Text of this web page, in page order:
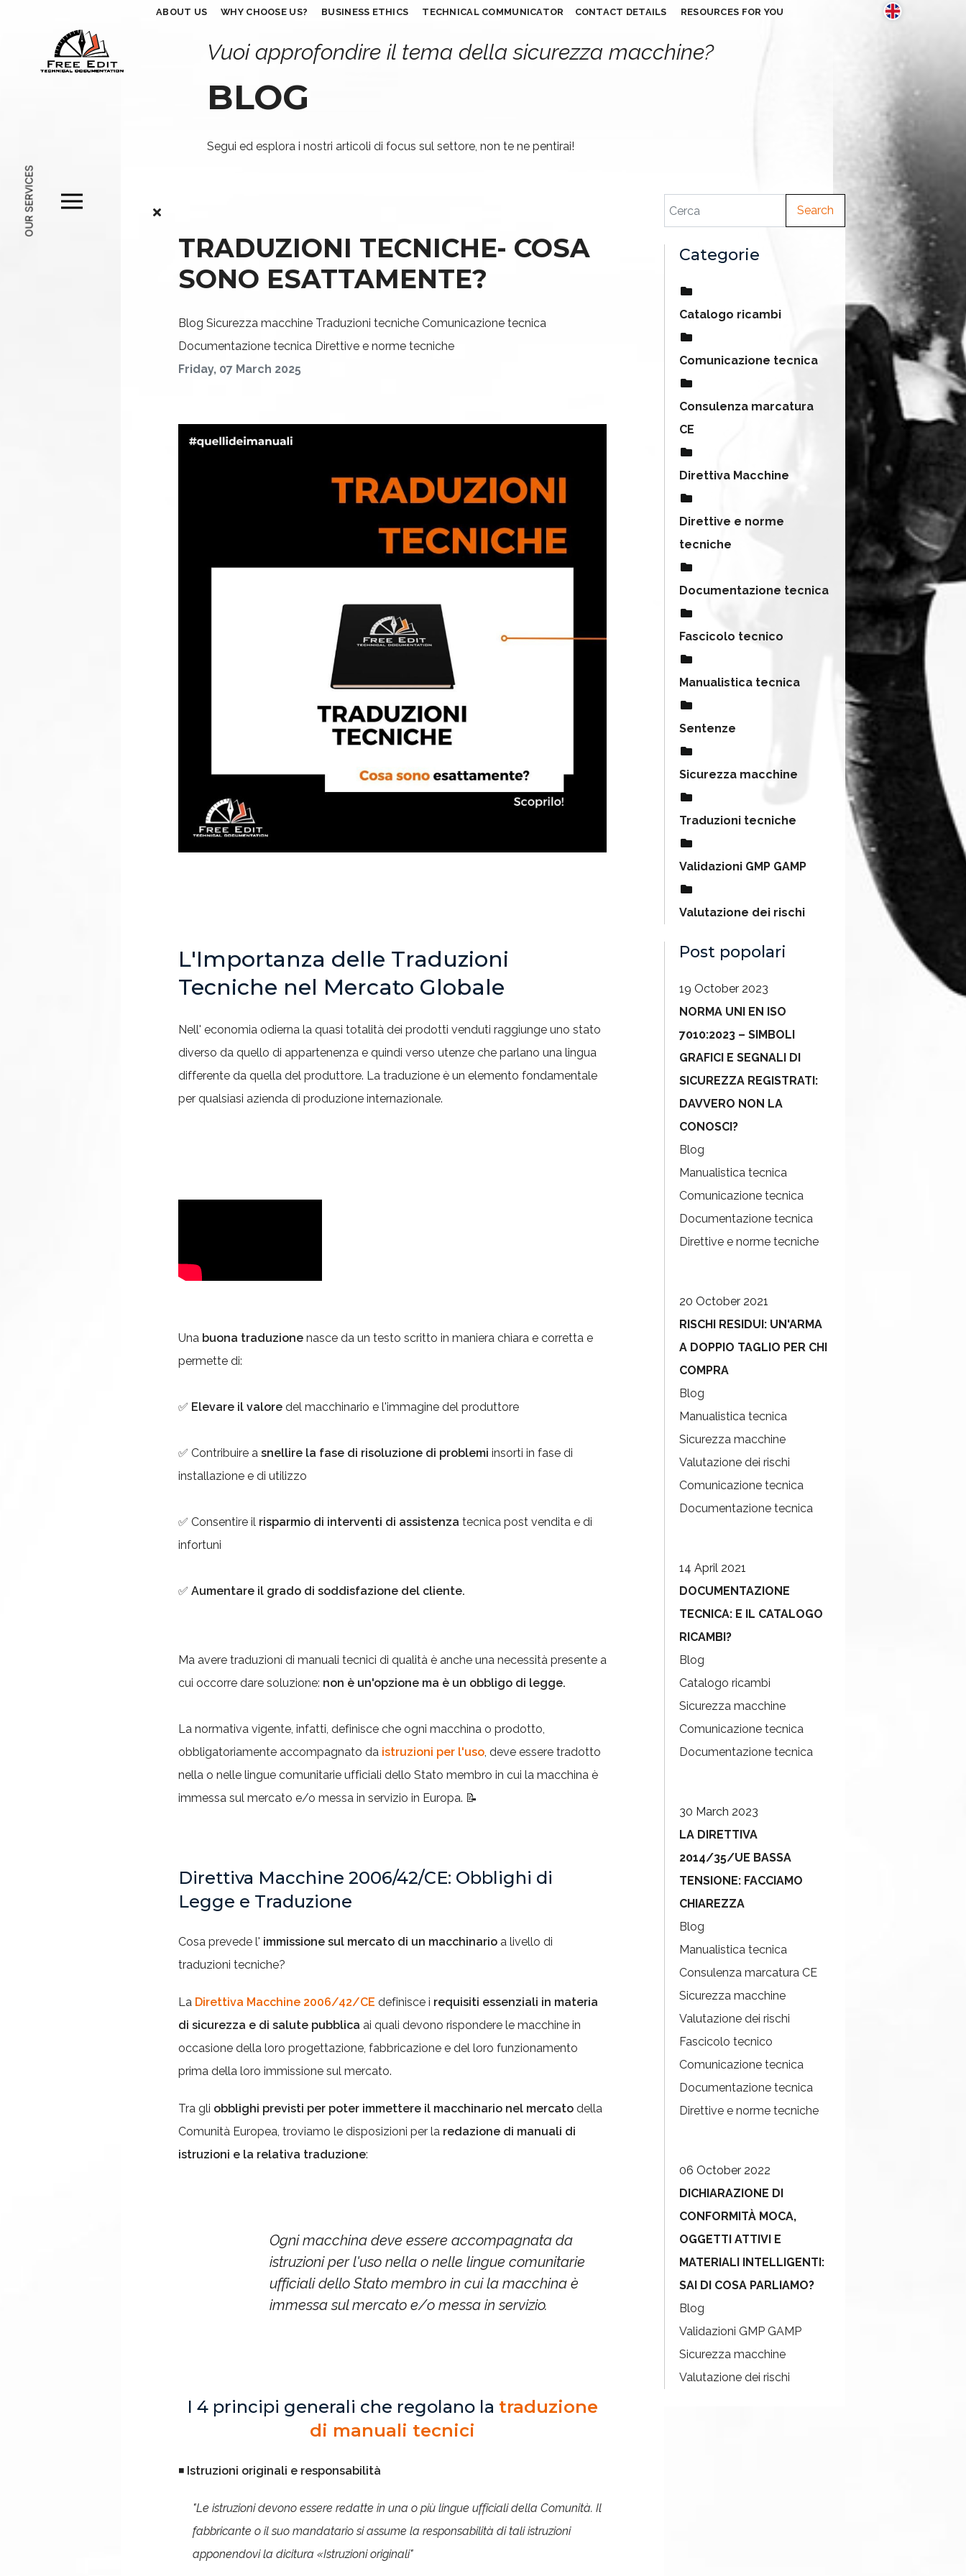
ABOUT US WHY CHOOSE US? BUSINESS ETHICS TECHNICAL COMMUNICATOR CONTACT DETAILS RESOURCES FOR YOU
OUR SERVICES
Vuoi approfondire il tema della sicurezza macchine?
BLOG
Segui ed esplora i nostri articoli di focus sul settore, non te ne pentirai!
TRADUZIONI TECNICHE- COSA
SONO ESATTAMENTE?
Blog Sicurezza macchine Traduzioni tecniche Comunicazione tecnica
Documentazione tecnica Direttive e norme tecniche
Friday, 07 March 2025
L'Importanza delle Traduzioni
Tecniche nel Mercato Globale
Nell' economia odierna la quasi totalità dei prodotti venduti raggiunge uno stato
diverso da quello di appartenenza e quindi verso utenze che parlano una lingua
differente da quella del produttore. La traduzione è un elemento fondamentale
per qualsiasi azienda di produzione internazionale.
Una buona traduzione nasce da un testo scritto in maniera chiara e corretta e
permette di:
✅ Elevare il valore del macchinario e l'immagine del produttore
✅ Contribuire a snellire la fase di risoluzione di problemi insorti in fase di
installazione e di utilizzo
✅ Consentire il risparmio di interventi di assistenza tecnica post vendita e di
infortuni
✅ Aumentare il grado di soddisfazione del cliente.
Ma avere traduzioni di manuali tecnici di qualità è anche una necessità presente a
cui occorre dare soluzione: non è un'opzione ma è un obbligo di legge.
La normativa vigente, infatti, definisce che ogni macchina o prodotto,
obbligatoriamente accompagnato da istruzioni per l'uso, deve essere tradotto
nella o nelle lingue comunitarie ufficiali dello Stato membro in cui la macchina è
immessa sul mercato e/o messa in servizio in Europa. 📝
Direttiva Macchine 2006/42/CE: Obblighi di
Legge e Traduzione
Cosa prevede l' immissione sul mercato di un macchinario a livello di
traduzioni tecniche?
La Direttiva Macchine 2006/42/CE definisce i requisiti essenziali in materia
di sicurezza e di salute pubblica ai quali devono rispondere le macchine in
occasione della loro progettazione, fabbricazione e del loro funzionamento
prima della loro immissione sul mercato.
Tra gli obblighi previsti per poter immettere il macchinario nel mercato della
Comunità Europea, troviamo le disposizioni per la redazione di manuali di
istruzioni e la relativa traduzione:
Ogni macchina deve essere accompagnata da
istruzioni per l'uso nella o nelle lingue comunitarie
ufficiali dello Stato membro in cui la macchina è
immessa sul mercato e/o messa in servizio.
I 4 principi generali che regolano la traduzione
di manuali tecnici
◾ Istruzioni originali e responsabilità
"Le istruzioni devono essere redatte in una o più lingue ufficiali della Comunità. Il
fabbricante o il suo mandatario si assume la responsabilità di tali istruzioni
apponendovi la dicitura «Istruzioni originali"
Search
Categorie
Catalogo ricambi
Comunicazione tecnica
Consulenza marcatura
CE
Direttiva Macchine
Direttive e norme
tecniche
Documentazione tecnica
Fascicolo tecnico
Manualistica tecnica
Sentenze
Sicurezza macchine
Traduzioni tecniche
Validazioni GMP GAMP
Valutazione dei rischi
Post popolari
19 October 2023
NORMA UNI EN ISO
7010:2023 – SIMBOLI
GRAFICI E SEGNALI DI
SICUREZZA REGISTRATI:
DAVVERO NON LA
CONOSCI?
Blog
Manualistica tecnica
Comunicazione tecnica
Documentazione tecnica
Direttive e norme tecniche
20 October 2021
RISCHI RESIDUI: UN'ARMA
A DOPPIO TAGLIO PER CHI
COMPRA
Blog
Manualistica tecnica
Sicurezza macchine
Valutazione dei rischi
Comunicazione tecnica
Documentazione tecnica
14 April 2021
DOCUMENTAZIONE
TECNICA: E IL CATALOGO
RICAMBI?
Blog
Catalogo ricambi
Sicurezza macchine
Comunicazione tecnica
Documentazione tecnica
30 March 2023
LA DIRETTIVA
2014/35/UE BASSA
TENSIONE: FACCIAMO
CHIAREZZA
Blog
Manualistica tecnica
Consulenza marcatura CE
Sicurezza macchine
Valutazione dei rischi
Fascicolo tecnico
Comunicazione tecnica
Documentazione tecnica
Direttive e norme tecniche
06 October 2022
DICHIARAZIONE DI
CONFORMITÀ MOCA,
OGGETTI ATTIVI E
MATERIALI INTELLIGENTI:
SAI DI COSA PARLIAMO?
Blog
Validazioni GMP GAMP
Sicurezza macchine
Valutazione dei rischi